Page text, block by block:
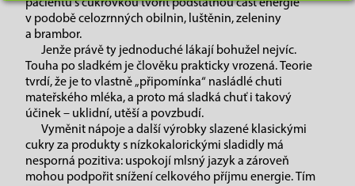
pacientů s cukrovkou tvořit podstatnou část energie
v podobě celozrnných obilnin, luštěnin, zeleniny
a brambor.
Jenže právě ty jednoduché lákají bohužel nejvíc.
Touha po sladkém je člověku prakticky vrozená. Teorie
tvrdí, že je to vlastně „připomínka“ nasládlé chuti
mateřského mléka, a proto má sladká chuť i takový
účinek – uklidní, utěší a povzbudí.
Vyměnit nápoje a další výrobky slazené klasickými
cukry za produkty s nízkokalorickými sladidly má
nesporná pozitiva: uspokojí mlsný jazyk a zároveň
mohou podpořit snížení celkového příjmu energie. Tím